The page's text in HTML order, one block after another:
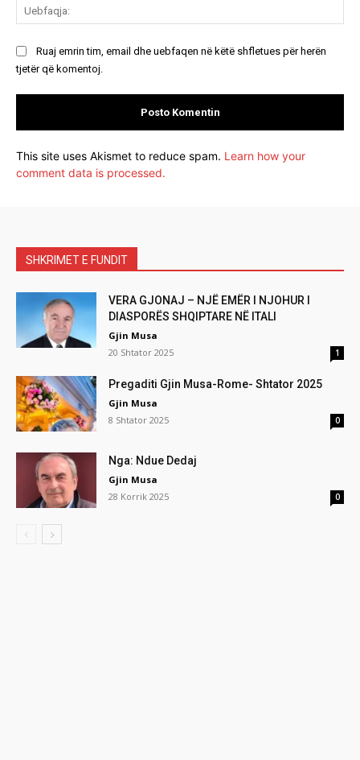
Ruaj emrin tim, email dhe uebfaqen në këtë shfletues për herën
tjetër që komentoj.
This site uses Akismet to reduce spam. Learn how your
comment data is processed.
SHKRIMET E FUNDIT
VERA GJONAJ – NJË EMËR I NJOHUR I
DIASPORËS SHQIPTARE NË ITALI
Gjin Musa
20 Shtator 2025
1
Pregaditi Gjin Musa-Rome- Shtator 2025
Gjin Musa
8 Shtator 2025
0
Nga: Ndue Dedaj
Gjin Musa
28 Korrik 2025
0